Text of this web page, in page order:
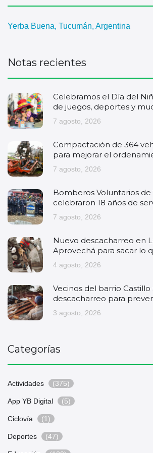
Yerba Buena, Tucumán, Argentina
Notas recientes
Celebramos el Día del
de juegos, deportes y
7 agosto, 2026
Compactación de 364
para mejorar el
7 agosto, 2026
Bomberos Voluntarios de
celebraron 18 años de
7 agosto, 2026
Nuevo descacharreo en
Aprovechá para sacar lo
4 agosto, 2026
Vecinos del barrio
descacharreo para
3 agosto, 2026
Categorías
Actividades (375)
App YB Digital (5)
Ciclovía (1)
Deportes (47)